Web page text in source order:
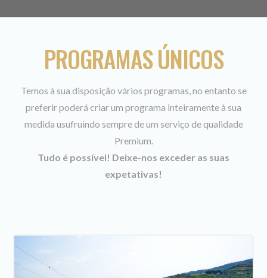
PROGRAMAS ÚNICOS
Temos à sua disposição vários programas, no entanto se
preferir poderá criar um programa inteiramente à sua
medida usufruindo sempre de um serviço de qualidade
Premium.
Tudo é possível! Deixe-nos exceder as suas
expetativas!